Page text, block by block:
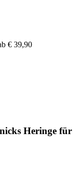
€ 39,90
Heringe für